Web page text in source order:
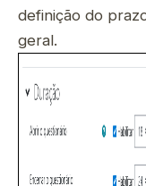
definição do
geral.